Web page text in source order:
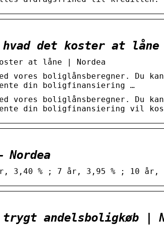
det koster at låne
at låne | Nordea
vores boliglånsberegner. Du
din boligfinansiering …
vores boliglånsberegner. Du
din boligfinansiering vil
3,40 % ; 7 år, 3,95 % ; 10 år,
andelsboligkøb |